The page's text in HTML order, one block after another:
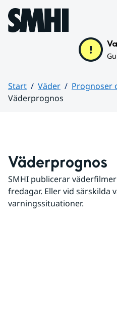
Hoppa till sidans innehåll
Start Väder
Prognoser
Väderprognos
Väderprognos
SMHI publicerar
fredagar. Eller vid särskilda
varningssituationer.